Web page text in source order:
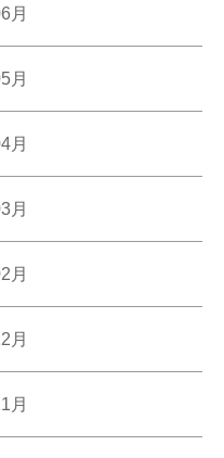
月
月
月
月
月
月
月